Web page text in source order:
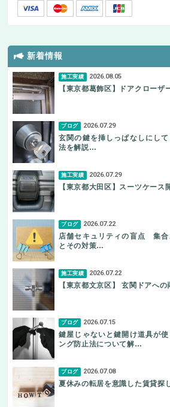
新着情報
施工実績 2026.08.05
【東京都葛飾区】ドアクローザ
ブログ 2026.07.29
玄関の鍵を挿しっぱなしにし
法を解説…
施工実績 2026.07.29
【東京都大田区】スーツケース
ブログ 2026.07.22
店舗セキュリティの盲点 集合
とその対策…
施工実績 2026.07.22
【東京都文京区】 玄関ドアへ
ブログ 2026.07.15
鍵屋じゃないと鍵開け道具が
ング防止法について解…
ブログ 2026.07.08
夏休みの転居を意識した賃貸探